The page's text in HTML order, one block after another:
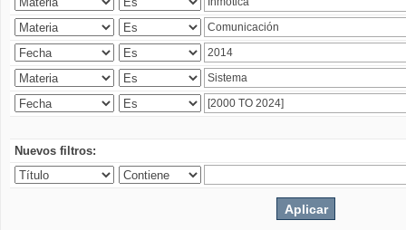
Nuevos filtros: